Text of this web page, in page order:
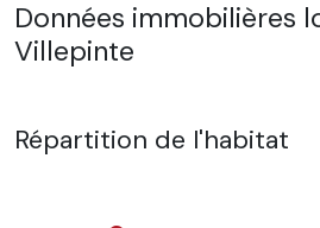
Données immobilières
Villepinte
Répartition de l'habitat